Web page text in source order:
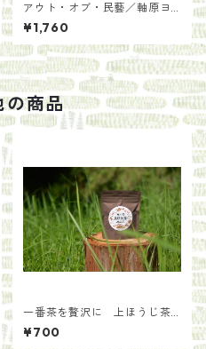
アウト・オブ・民藝／軸原ヨ
ウスケと中村裕太
¥1,760
の商品
一番茶を贅沢に 上ほうじ茶
【手土産用パッケージ40g】
¥700